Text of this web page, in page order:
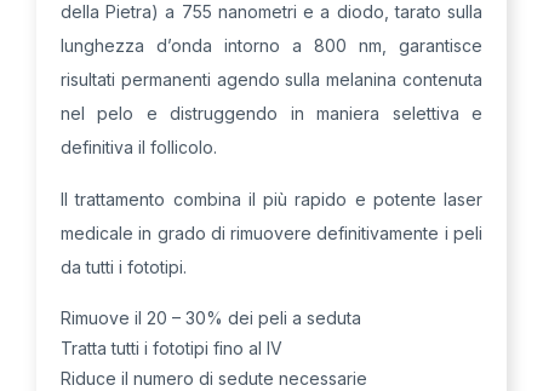
della Pietra) a 755 nanometri e a diodo, tarato sulla
lunghezza d’onda intorno a 800 nm, garantisce
risultati permanenti agendo sulla melanina contenuta
nel pelo e distruggendo in maniera selettiva e
definitiva il follicolo.
Il trattamento combina il più rapido e potente laser
medicale in grado di rimuovere definitivamente i peli
da tutti i fototipi.
Rimuove il 20 – 30% dei peli a seduta
Tratta tutti i fototipi fino al IV
Riduce il numero di sedute necessarie